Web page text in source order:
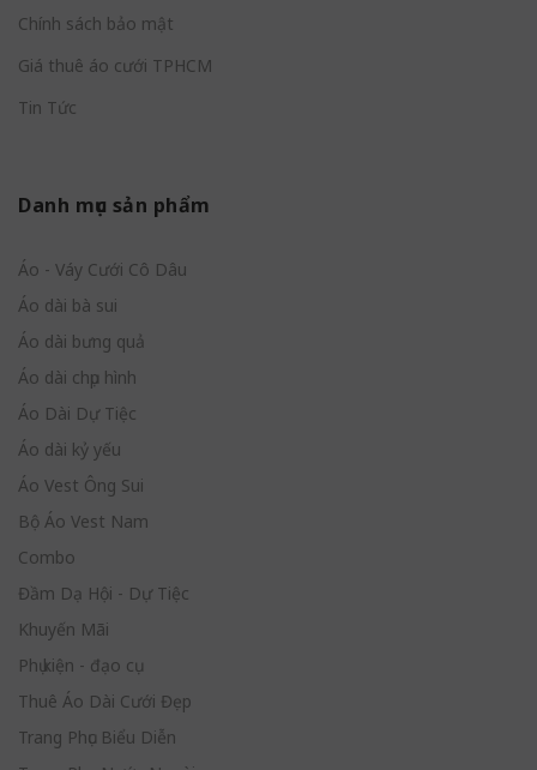
Chính sách bảo mật
Giá thuê áo cưới TPHCM
Tin Tức
Danh mục sản phẩm
Áo - Váy Cưới Cô Dâu
Áo dài bà sui
Áo dài bưng quả
Áo dài chụp hình
Áo Dài Dự Tiệc
Áo dài kỷ yếu
Áo Vest Ông Sui
Bộ Áo Vest Nam
Combo
Đầm Dạ Hội - Dự Tiệc
Khuyến Mãi
Phụ kiện - đạo cụ
Thuê Áo Dài Cưới Đẹp
Trang Phục Biểu Diễn